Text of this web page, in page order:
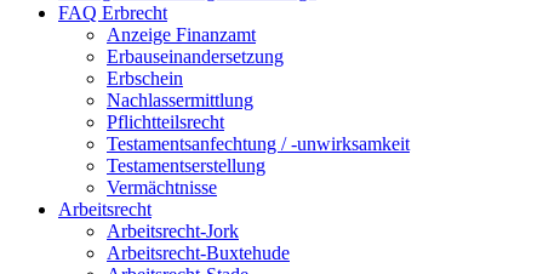
FAQ Erbrecht
Anzeige Finanzamt
Erbauseinandersetzung
Erbschein
Nachlassermittlung
Pflichtteilsrecht
Testamentsanfechtung / -unwirksamkeit
Testamentserstellung
Vermächtnisse
Arbeitsrecht
Arbeitsrecht-Jork
Arbeitsrecht-Buxtehude